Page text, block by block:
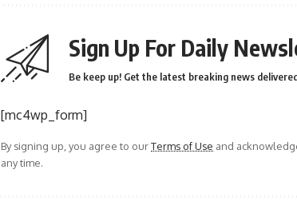
Sign Up For Daily
Be keep up! Get the latest breaking news
[mc4wp_form]
By signing up, you agree to ourTerms of Use and
any time.